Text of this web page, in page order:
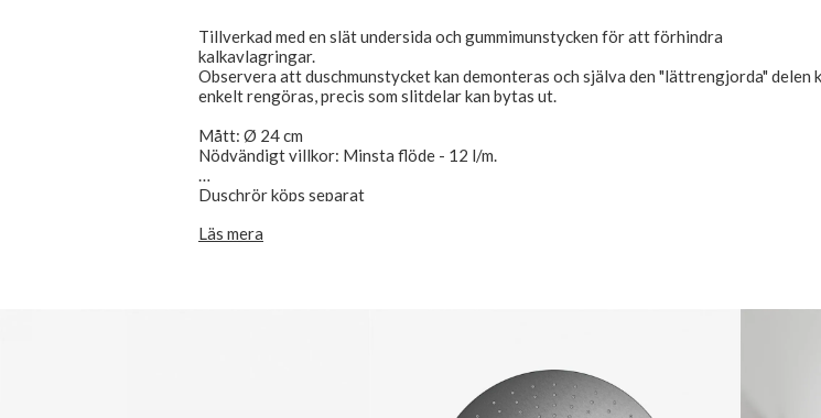
Tillverkad med en slät undersida och gummimunstycken för att förhindra
kalkavlagringar.
Observera att duschmunstycket kan demonteras och själva den "lättrengjorda" delen
enkelt rengöras, precis som slitdelar kan bytas ut.
Mått: Ø 24 cm
Nödvändigt villkor: Minsta flöde - 12 l/m.
Duschrör köps separat
Läs mera